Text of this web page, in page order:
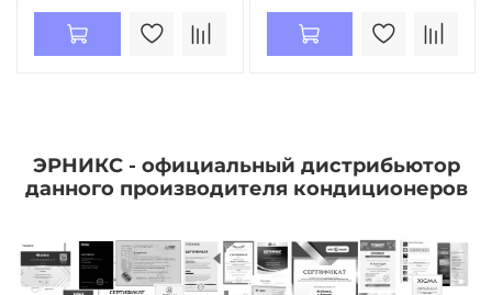
ЭРНИКС - официальный дистрибьютор
данного производителя кондиционеров